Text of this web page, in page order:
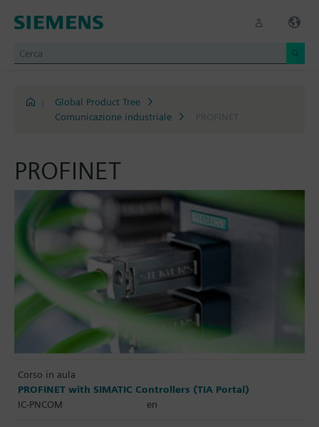
Global Product Tree
Comunicazione industriale
PROFINET
PROFINET
Corso in aula
PROFINET with SIMATIC Controllers (TIA Portal)
IC-PNCOM
en